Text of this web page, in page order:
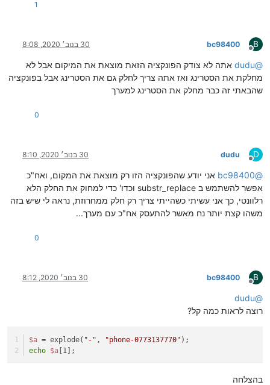
1
B
מנותק
bc98400 30 בנוב׳ 2020, 8:08
@
dudu אתה לא צודק הפונקציה הזאת מוצאת את המיקום אבל לא
מחלקת את הסטרינג ואז אתה צריך לחלק גם את הסטרינג אבל בפונקציה
שהבאתי זה כבר מחלק את הסטרינג למערך
0
D
מנותק
dudu 30 בנוב׳ 2020, 8:10
@
bc98400 אני יודע שהפונקציה הזו רק מוצאת את המקום, ואח"כ
אפשר להשתמש ב substr_replace וכדו' כדי למחוק את החלק הלא
רלוונטי, כך אני עשיתי כשהייתי צריך רק חלק ממחרוזת, נראה לי שיש בזה
משהו קצת יותר נח מאשר להתעסק אח"כ עם מערך...
0
B
מנותק
bc98400 30 בנוב׳ 2020, 8:12
@
dudu
רוצה לראות כמה קל?
$a = explode( "-" , "phone-0773137770" );
echo $a [1];
בהצלחה